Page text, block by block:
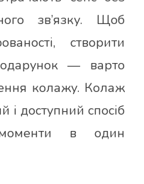
зв’язку. Щоб
створити
— варто
колажу. Колаж
доступний спосіб
в один